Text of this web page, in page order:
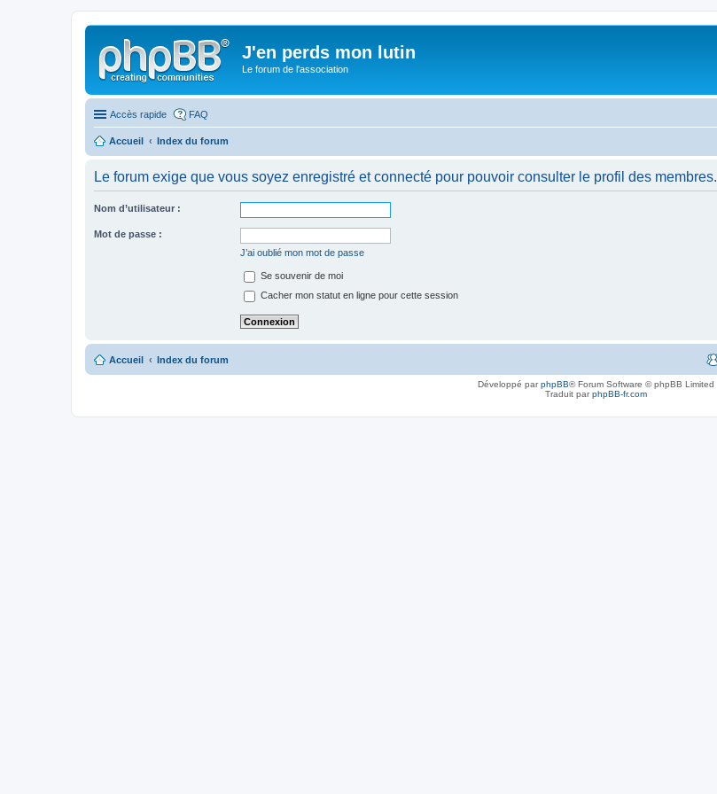
J'en perds mon lutin
Le forum de l'association
Accès rapide FAQ
Accueil Index du forum
Le forum exige que vous soyez enregistré et connecté pour pouvoir consulter le profil des membres.
Nom d’utilisateur :
Mot de passe :
J’ai oublié mon mot de passe
Se souvenir de moi
Cacher mon statut en ligne pour cette session
Accueil Index du forum
Développé parphpBB® Forum Software © phpBB Limited
Traduit parphpBB-fr.com